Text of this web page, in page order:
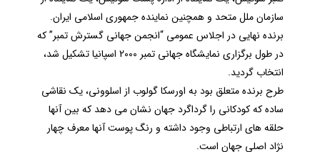
سازمان ملل متحد و همچنین نماینده جمهوری اسلامی ایران.
برنده نهایی در اجلاس عمومی “انجمن جهانی گسترش تمبر” که
در طول برگزاری نمايشگاه جهانی تمبر 2000 اسپانیا تشکيل شد،
انتخاب گرديد.
طرح برنده متعلق بود به اورسکا گولوب از اسلوونی، یک نقاشی
ساده که کودکانی را گرداگرد جهان نشان می دهد که بین آنها
حلقه های ارتباطی وجود داشته و رنگ پوست آنها معرف چهار
نژاد اصلی جهان است.